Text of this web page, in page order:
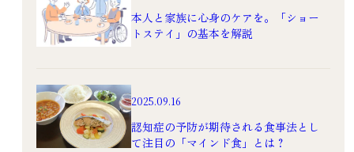
本人と家族に心身のケアを。「ショー
トステイ」の基本を解説
2025.09.16
認知症の予防が期待される食事法とし
て注目の「マインド食」とは？